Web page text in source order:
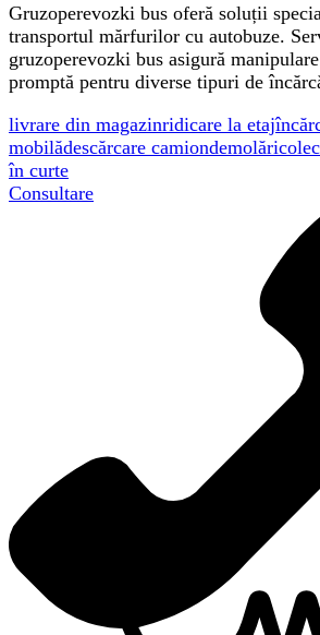
Gruzoperevozki bus oferă soluții
transportul mărfurilor cu autobuze.
gruzoperevozki bus asigură
promptă pentru diverse tipuri de
livrare din magazinridicare la etaj
mobilădescărcare camiondemolări
în curte
Consultare